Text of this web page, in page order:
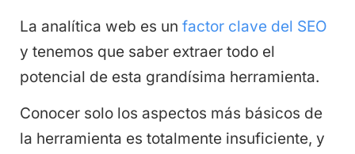
La analítica web es un factor clave del SEO
y tenemos que saber extraer todo el
potencial de esta grandísima herramienta.
Conocer solo los aspectos más básicos de
la herramienta es totalmente insuficiente, y